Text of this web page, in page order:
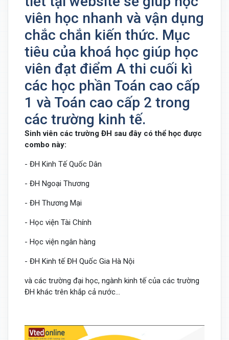
viên học nhanh và vận dụng
chắc chắn kiến thức. Mục
tiêu của khoá học giúp học
viên đạt điểm A thi cuối kì
các học phần Toán cao cấp
1 và Toán cao cấp 2 trong
các trường kinh tế.
Sinh viên các trường ĐH sau đây có thể học được
combo này:
- ĐH Kinh Tế Quốc Dân
- ĐH Ngoại Thương
- ĐH Thương Mại
- Học viện Tài Chính
- Học viện ngân hàng
- ĐH Kinh tế ĐH Quốc Gia Hà Nội
và các trường đại học, ngành kinh tế của các trường
ĐH khác trên khắp cả nước...